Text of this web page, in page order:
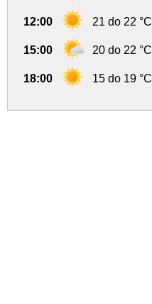
12:00 21 do 22 °C
15:00 20 do 22 °C
18:00 15 do 19 °C